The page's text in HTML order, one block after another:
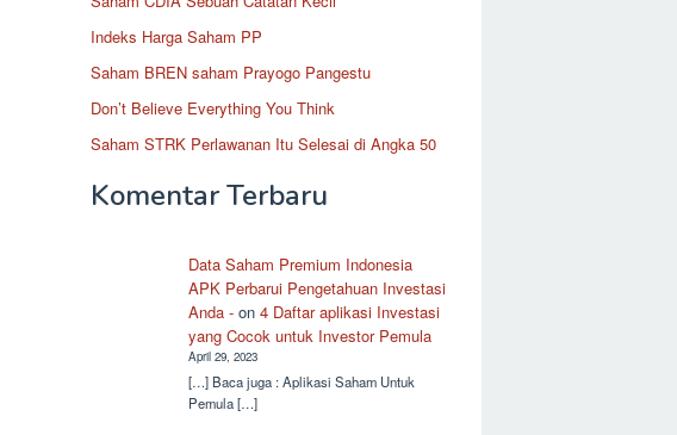
Indeks Harga Saham PP
Saham BREN saham Prayogo Pangestu
Don’t Believe Everything You Think
Saham STRK Perlawanan Itu Selesai di Angka 50
Komentar Terbaru
Data Saham Premium Indonesia
APK Perbarui Pengetahuan Investasi
Anda - on4 Daftar aplikasi Investasi
yang Cocok untuk Investor Pemula
April 29, 2023
[…] Baca juga : Aplikasi Saham Untuk
Pemula […]